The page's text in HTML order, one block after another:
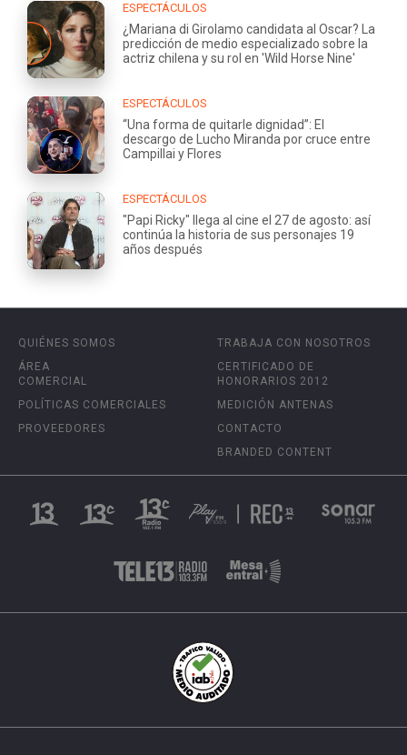
ESPECTÁCULOS
¿Mariana di Girolamo candidata al Oscar? La
predicción de medio especializado sobre la
actriz chilena y su rol en 'Wild Horse Nine'
ESPECTÁCULOS
“Una forma de quitarle dignidad”: El
descargo de Lucho Miranda por cruce entre
Campillai y Flores
ESPECTÁCULOS
"Papi Ricky" llega al cine el 27 de agosto: así
continúa la historia de sus personajes 19
años después
QUIÉNES SOMOS
ÁREA
COMERCIAL
POLÍTICAS COMERCIALES
PROVEEDORES
TRABAJA CON NOSOTROS
CERTIFICADO DE
HONORARIOS 2012
MEDICIÓN ANTENAS
CONTACTO
BRANDED CONTENT